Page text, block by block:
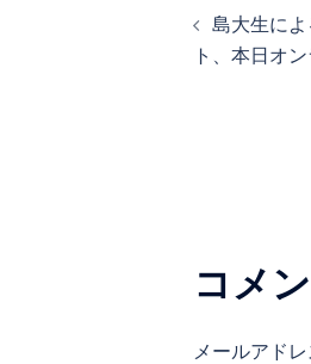
島大生に
ト、本日オン
コメ
メールアド